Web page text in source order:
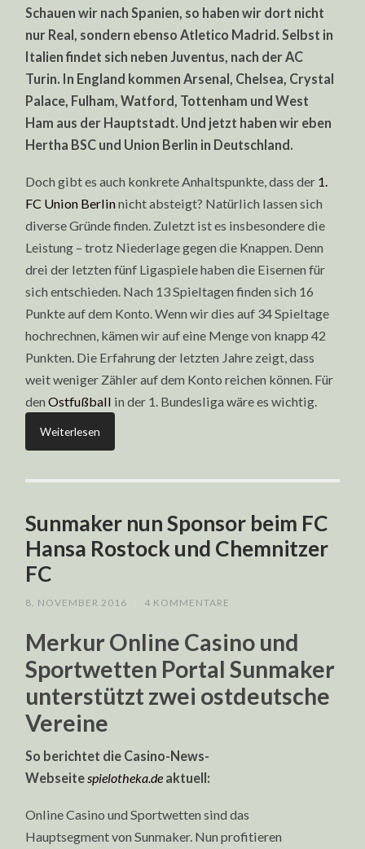
Schauen wir nach Spanien, so haben wir dort nicht
nur Real, sondern ebenso Atletico Madrid. Selbst in
Italien findet sich neben Juventus, nach der AC
Turin. In England kommen Arsenal, Chelsea, Crystal
Palace, Fulham, Watford, Tottenham und West
Ham aus der Hauptstadt. Und jetzt haben wir eben
Hertha BSC und Union Berlin in Deutschland.
Doch gibt es auch konkrete Anhaltspunkte, dass der 1.
FC Union Berlinnicht absteigt? Natürlich lassen sich
diverse Gründe finden. Zuletzt ist es insbesondere die
Leistung – trotz Niederlage gegen die Knappen. Denn
drei der letzten fünf Ligaspiele haben die Eisernen für
sich entschieden. Nach 13 Spieltagen finden sich 16
Punkte auf dem Konto. Wenn wir dies auf 34 Spieltage
hochrechnen, kämen wir auf eine Menge von knapp 42
Punkten. Die Erfahrung der letzten Jahre zeigt, dass
weit weniger Zähler auf dem Konto reichen können. Für
denOstfußball in der 1. Bundesliga wäre es wichtig.
Weiterlesen
Sunmaker nun Sponsor beim FC
Hansa Rostock und Chemnitzer
FC
8. NOVEMBER 2016 4 KOMMENTARE
Merkur Online Casino und
Sportwetten Portal Sunmaker
unterstützt zwei ostdeutsche
Vereine
So berichtet die Casino-News-
Webseitespielotheka.de aktuell:
Online Casino und Sportwetten sind das
Hauptsegment von Sunmaker. Nun profitieren